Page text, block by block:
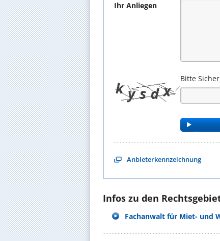
Ihr Anliegen
Bitte
Anbieterkennzeichnung
Infos zu den
Fachanwalt für Miet- und